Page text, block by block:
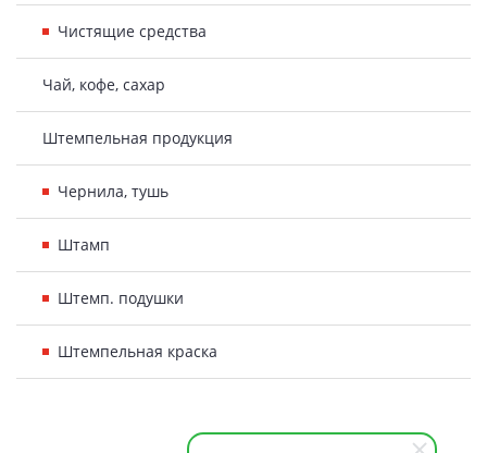
Чистящие средства
Чай, кофе, сахар
Штемпельная продукция
Чернила, тушь
Штамп
Штемп. подушки
Штемпельная краска